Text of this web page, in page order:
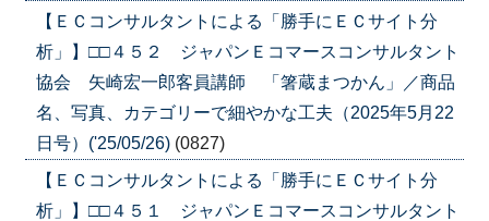
【ＥＣコンサルタントによる「勝手にＥＣサイト分
析」】□□４５２ ジャパンＥコマースコンサルタント
協会 矢崎宏一郎客員講師 「箸蔵まつかん」／商品
名、写真、カテゴリーで細やかな工夫（2025年5月22
日号）('25/05/26) (0827)
【ＥＣコンサルタントによる「勝手にＥＣサイト分
析」】□□４５１ ジャパンＥコマースコンサルタント